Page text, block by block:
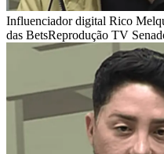
Influenciador digital Rico
das BetsReprodução TV